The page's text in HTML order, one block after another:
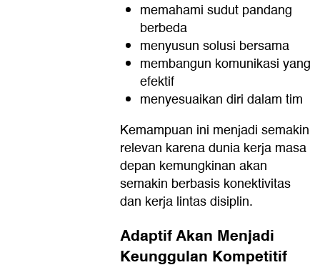
memahami sudut pandang
berbeda
menyusun solusi bersama
membangun komunikasi yang
efektif
menyesuaikan diri dalam tim
Kemampuan ini menjadi semakin
relevan karena dunia kerja masa
depan kemungkinan akan
semakin berbasis konektivitas
dan kerja lintas disiplin.
Adaptif Akan Menjadi
Keunggulan Kompetitif